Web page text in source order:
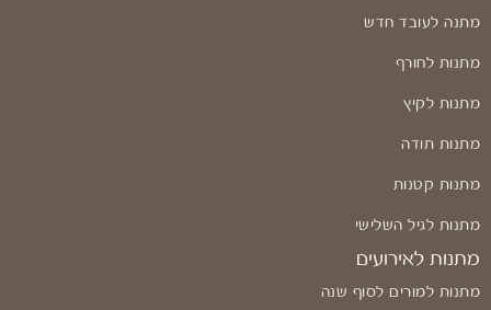
מתנה לעובד חדש
מתנות לחורף
מתנות לקיץ
מתנות תודה
מתנות קטנות
מתנות לגיל השלישי
מתנות לאירועים
מתנות למורים לסוף שנה